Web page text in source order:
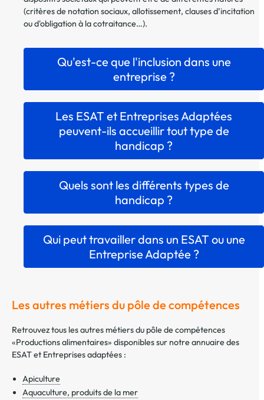
(critères de notation sociaux, allotissement, clauses d’incitation
ou d'obligation à la cotraitance…).
Qu'est-ce que l'inclusion dans une
entreprise ?
Les ESAT et Entreprises Adaptées
peuvent-ils accueillir tout type de
handicap ?
Quels sont les différents types de
handicap ?
Qui peut travailler dans un ESAT ou une
Entreprise Adaptée ?
Les autres métiers du pôle de compétences
Retrouvez tous les autres métiers du pôle de compétences
«Productions alimentaires» disponibles sur notre annuaire des
ESAT et Entreprises adaptées :
Apiculture
Aquaculture, produits de la mer